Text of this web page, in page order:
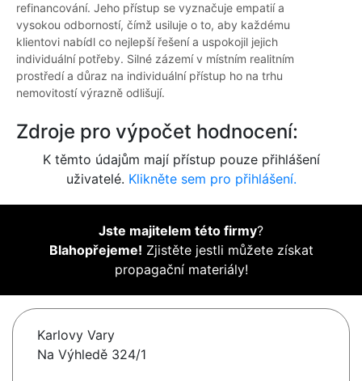
refinancování. Jeho přístup se vyznačuje empatií a
vysokou odborností, čímž usiluje o to, aby každému
klientovi nabídl co nejlepší řešení a uspokojil jejich
individuální potřeby. Silné zázemí v místním realitním
prostředí a důraz na individuální přístup ho na trhu
nemovitostí výrazně odlišují.
Zdroje pro výpočet hodnocení:
K těmto údajům mají přístup pouze přihlášení
uživatelé. Klikněte sem pro přihlášení.
Jste majitelem této firmy?
Blahopřejeme! Zjistěte jestli můžete získat
propagační materiály!
Karlovy Vary
Na Výhledě 324/1